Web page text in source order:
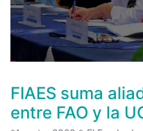
FIAES suma
entre FAO y la